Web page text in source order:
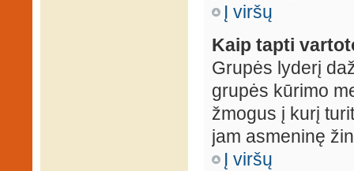
Į viršų
Kaip tapti
Grupės lyderį
grupės kūrimo
žmogus į kurį
jam asmeninę
Į viršų